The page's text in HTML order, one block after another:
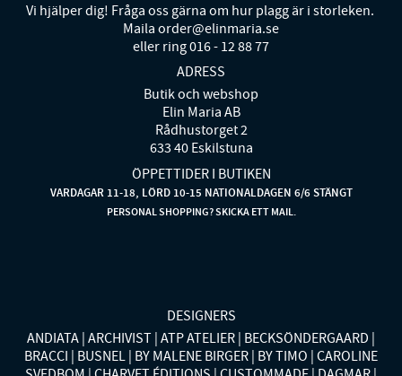
Vi hjälper dig! Fråga oss gärna om hur plagg är i storleken.
Maila order@elinmaria.se
eller ring 016 - 12 88 77
ADRESS
Butik och webshop
Elin Maria AB
Rådhustorget 2
633 40 Eskilstuna
ÖPPETTIDER I BUTIKEN
VARDAGAR 11-18, LÖRD 10-15 NATIONALDAGEN 6/6 STÄNGT
PERSONAL SHOPPING? SKICKA ETT MAIL.
DESIGNERS
ANDIATA ARCHIVIST ATP ATELIER BECKSÖNDERGAARD
BRACCI BUSNEL BY MALENE BIRGER BY TIMO CAROLINE